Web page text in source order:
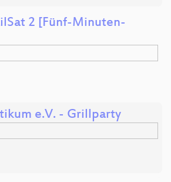
2 [Fünf-Minuten-
e.V. - Grillparty